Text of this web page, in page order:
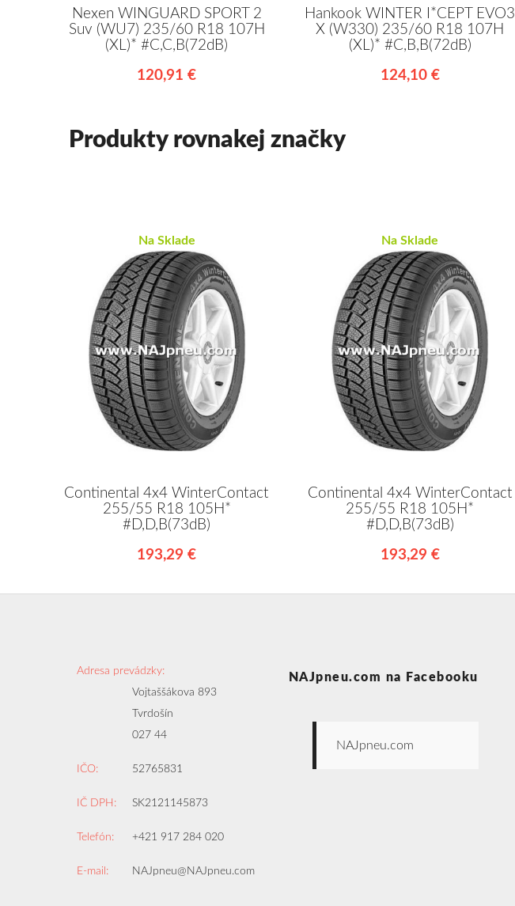
Nexen WINGUARD SPORT 2
Suv (WU7) 235/60 R18 107H
(XL)* #C,C,B(72dB)
120,91 €
Hankook WINTER I*CEPT EVO3
X (W330) 235/60 R18 107H
(XL)* #C,B,B(72dB)
124,10 €
Produkty rovnakej značky
Na Sklade
Continental 4x4 WinterContact
255/55 R18 105H*
#D,D,B(73dB)
193,29 €
Na Sklade
Continental 4x4 WinterContact
255/55 R18 105H*
#D,D,B(73dB)
193,29 €
Adresa prevádzky:
Vojtaššákova 893
Tvrdošín
027 44
IČO: 52765831
IČ DPH: SK2121145873
Telefón: +421 917 284 020
E-mail: NAJpneu@NAJpneu.com
NAJpneu.com na Facebooku
NAJpneu.com